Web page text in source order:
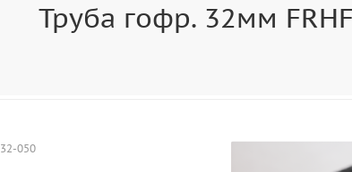
Труба гофр. 32мм
050